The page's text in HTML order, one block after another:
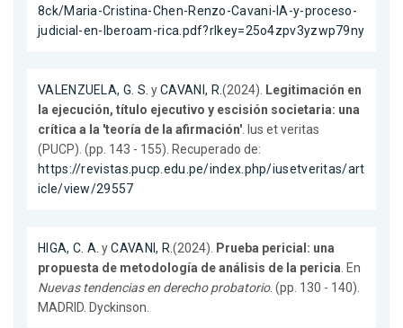
8ck/Maria-Cristina-Chen-Renzo-Cavani-IA-y-proceso-
judicial-en-Iberoam-rica.pdf?rlkey=25o4zpv3yzwp79ny
VALENZUELA, G. S. yCAVANI, R.(2024). Legitimación en
la ejecución, título ejecutivo y escisión societaria: una
crítica a la 'teoría de la afirmación'. Ius et veritas
(PUCP). (pp. 143 - 155). Recuperado de:
https://revistas.pucp.edu.pe/index.php/iusetveritas/art
icle/view/29557
HIGA, C. A. yCAVANI, R.(2024). Prueba pericial: una
propuesta de metodología de análisis de la pericia. En
Nuevas tendencias en derecho probatorio. (pp. 130 - 140).
MADRID. Dyckinson.